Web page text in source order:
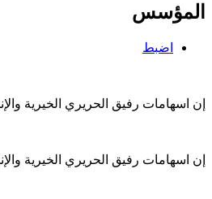
المؤسس
اضبط
إن اسهامات رفيق الحريري الخيرية
إن اسهامات رفيق الحريري الخيرية